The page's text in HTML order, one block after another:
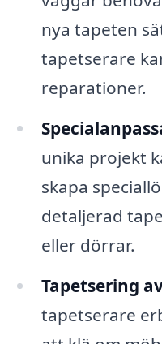
nya tapeten
tapetserare
reparationer.
unika projekt
skapa
detaljerad
eller dörrar.
Tapetsering
tapetserare